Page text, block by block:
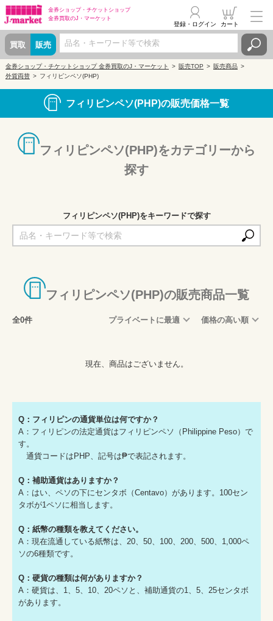
金券ショップ・ チケットショップ
金券買取のJ・マーケット
買取 販売
登録・ログイン カート
金券ショップ・チケットショップ 金券買取のJ・マーケット 販売TOP
販売商品
外貨両替
フィリピンペソ(PHP)
フィリピンペソ(PHP)の販売価格一覧
フィリピンペソ(PHP)をカテゴリーから
探す
フィリピンペソ(PHP)をキーワードで探す
フィリピンペソ(PHP)の販売商品一覧
全0件 プライベートに最適 価格の高い順
現在、商品はございません。
Q：フィリピンの通貨単位は何ですか？
A：フィリピンの法定通貨はフィリピンペソ（Philippine Peso）で
す。
通貨コードはPHP、記号は₱で表記されます。
Q：補助通貨はありますか？
A：はい、ペソの下にセンタボ（Centavo）があります。100セン
タボが1ペソに相当します。
Q：紙幣の種類を教えてください。
A：現在流通している紙幣は、20、50、100、200、500、1,000ペ
ソの6種類です。
Q：硬貨の種類は何がありますか？
A：硬貨は、1、5、10、20ペソと、補助通貨の1、5、25センタボ
があります。